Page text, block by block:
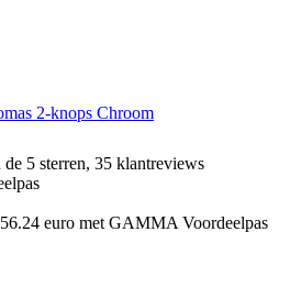
2-knops Chroom
5 sterren, 35 klantreviews
euro met GAMMA Voordeelpas